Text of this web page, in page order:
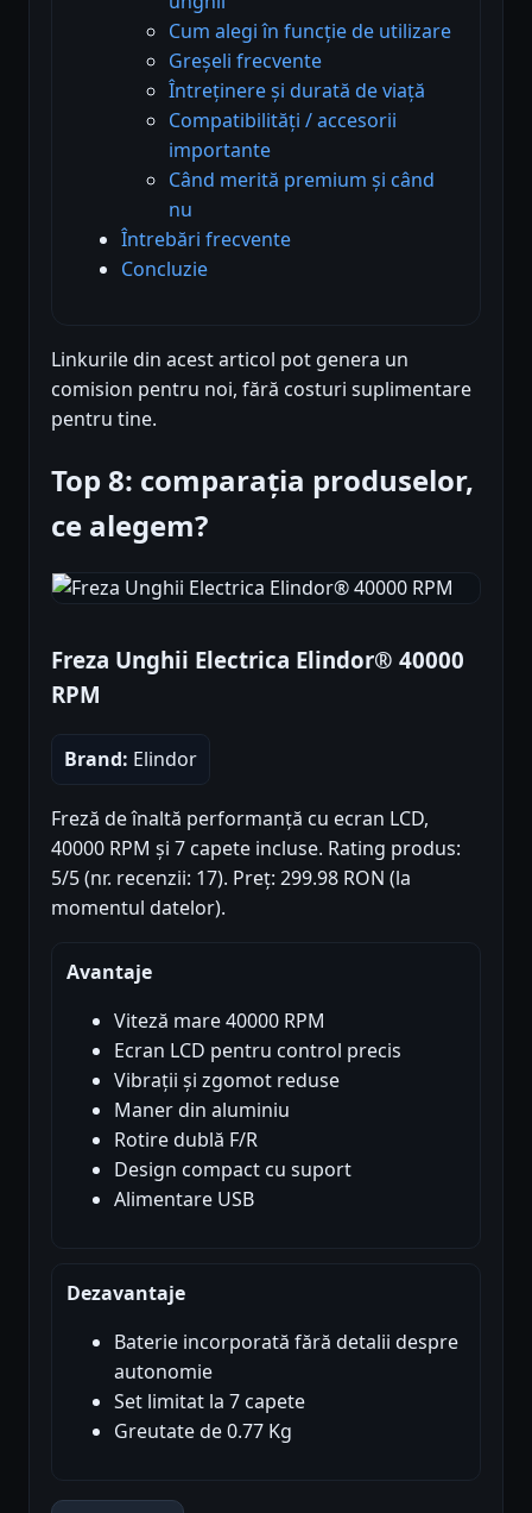
Cum alegi în funcție de utilizare
Greșeli frecvente
Întreținere și durată de viață
Compatibilități / accesorii
importante
Când merită premium și când
nu
Întrebări frecvente
Concluzie
Linkurile din acest articol pot genera un
comision pentru noi, fără costuri suplimentare
pentru tine.
Top 8: comparația produselor,
ce alegem?
Freza Unghii Electrica Elindor® 40000
RPM
Brand: Elindor
Freză de înaltă performanță cu ecran LCD,
40000 RPM și 7 capete incluse. Rating produs:
5/5 (nr. recenzii: 17). Preț: 299.98 RON (la
momentul datelor).
Avantaje
Viteză mare 40000 RPM
Ecran LCD pentru control precis
Vibrații și zgomot reduse
Maner din aluminiu
Rotire dublă F/R
Design compact cu suport
Alimentare USB
Dezavantaje
Baterie incorporată fără detalii despre
autonomie
Set limitat la 7 capete
Greutate de 0.77 Kg